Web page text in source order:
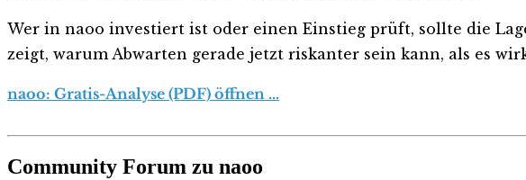
Wer in naoo investiert ist oder einen Einstieg prüft, sollte die
zeigt, warum Abwarten gerade jetzt riskanter sein kann, als es
naoo: Gratis-Analyse (PDF) öffnen …
Community Forum zu naoo